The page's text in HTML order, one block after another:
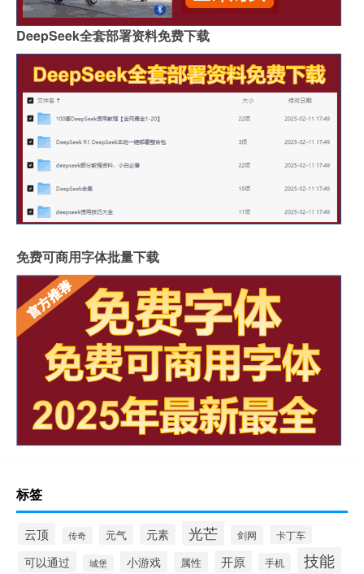
DeepSeek全套部署资料免费下载
免费可商用字体批量下载
标签
云顶 传奇 元气 元素 光芒 剑网 卡丁车
可以通过 城堡 小游戏 属性 开原 手机
技能